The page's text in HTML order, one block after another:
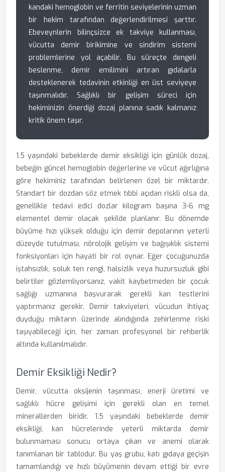
kandaki hemoglobin ve ferritin seviyelerinin uzman
bir hekim tarafından değerlendirilmesi şarttır.
Ebeveynlerin bilinçsizce ek takviye kullanması,
vücutta demir birikimine ve sindirim sistemi
problemlerine yol açabilir. Bu süreçte dengeli
beslenme, demir emilimini artıran gıdalarla
desteklenerek tedavinin etkinliği en üst seviyeye
taşınmalıdır. Sağlıklı bir gelişim süreci için
hekiminizin önerdiği dozaj planına sadık kalmanız
kritik önem taşır.
1.5 yaşındaki bebeklerde demir eksikliği için günlük dozaj,
bebeğin güncel hemoglobin değerlerine ve vücut ağırlığına
göre hekiminiz tarafından belirlenen özel bir miktardır.
Standart bir dozdan söz etmek tıbbi açıdan riskli olsa da,
genellikle tedavi edici dozlar kilogram başına 3-6 mg
elementel demir olacak şekilde planlanır. Bu dönemde
büyüme hızı yüksek olduğu için demir depolarının yeterli
düzeyde tutulması, nörolojik gelişim ve bağışıklık sistemi
fonksiyonları için hayati bir rol oynar. Eğer çocuğunuzda
iştahsızlık, soluk ten rengi, halsizlik veya huzursuzluk gibi
belirtiler gözlemliyorsanız, vakit kaybetmeden bir çocuk
sağlığı uzmanına başvurarak gerekli kan testlerini
yaptırmanız gerekir. Demir takviyeleri, vücudun ihtiyaç
duyduğu miktarın üzerinde alındığında zehirlenme riski
taşıyabileceği için, her zaman profesyonel bir rehberlik
altında kullanılmalıdır.
Demir Eksikliği Nedir?
Demir, vücutta oksijenin taşınması, enerji üretimi ve
sağlıklı hücre gelişimi için gerekli olan en temel
minerallerden biridir. 1.5 yaşındaki bebeklerde demir
eksikliği, kan hücrelerinde yeterli miktarda demir
bulunmaması sonucu ortaya çıkan ve anemi olarak
tanımlanan bir tablodur. Bu yaş grubu, katı gıdaya geçişin
tamamlandığı ve hızlı büyümenin devam ettiği bir evre